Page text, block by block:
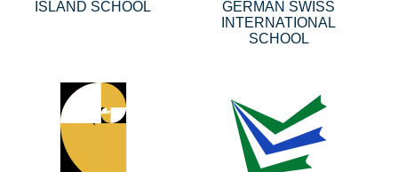
ISLAND SCHOOL
GERMAN SWISS
INTERNATIONAL
SCHOOL